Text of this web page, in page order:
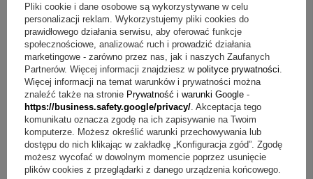
Pytanie:Jak wygląda personalizacja?Odpowiedź:
personalizowany jest wykonywany indywidualnie i projekt
można zmieniać, bez konieczności korzystania z gotowych
wzorów.
Pytanie:Z jakiego materiału jest kubek?Odpowiedź:Kubek
jest wykonany z ceramiki.
Pytanie: Jaka jest pojemność kubka?Odpowiedź:
Pojemność wynosi 450 ml.
Pytanie:Co jest w cenie produktu?Odpowiedź:W cenie
produktu jest Kubek oraz Personalizowany nadruk.
Pamiątka, do której się wraca
Pliki cookie i dane osobowe są wykorzystywane w celu
personalizacji reklam. Wykorzystujemy pliki cookies do
prawidłowego działania serwisu, aby oferować funkcje
społecznościowe, analizować ruch i prowadzić działania
marketingowe - zarówno przez nas, jak i naszych Zaufanych
Partnerów. Więcej informacji znajdziesz w polityce prywatności
Więcej informacji na temat warunków i prywatności można
znaleźć także na stronie Prywatność i warunki Google -
https://business.safety.google/privacy/ . Akceptacja tego
komunikatu oznacza zgodę na ich zapisywanie na Twoim
komputerze. Możesz określić warunki przechowywania lub
dostępu do nich klikając w zakładkę „Konfiguracja zgód”. Zgodę
możesz wycofać w dowolnym momencie poprzez usunięcie
plików cookies z przeglądarki z danego urządzenia końcowego.